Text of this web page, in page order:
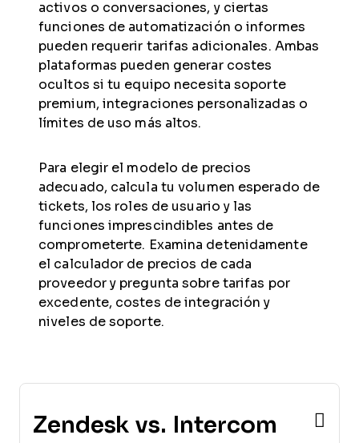
activos o conversaciones, y ciertas
funciones de automatización o informes
pueden requerir tarifas adicionales. Ambas
plataformas pueden generar costes
ocultos si tu equipo necesita soporte
premium, integraciones personalizadas o
límites de uso más altos.
Para elegir el modelo de precios
adecuado, calcula tu volumen esperado de
tickets, los roles de usuario y las
funciones imprescindibles antes de
comprometerte. Examina detenidamente
el calculador de precios de cada
proveedor y pregunta sobre tarifas por
excedente, costes de integración y
niveles de soporte.
Zendesk vs. Intercom